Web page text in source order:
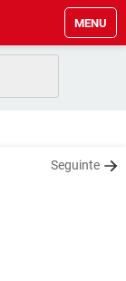
MENU
Seguinte